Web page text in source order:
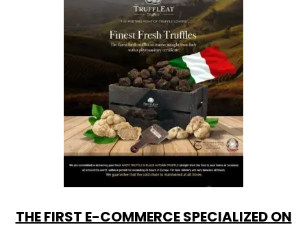
THE FIRST E-COMMERCE SPECIALIZED ON